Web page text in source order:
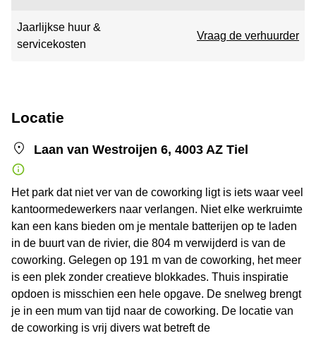
Jaarlijkse huur &
servicekosten
Vraag de verhuurder
Locatie
Laan van Westroijen 6, 4003 AZ Tiel
Het park dat niet ver van de coworking ligt is iets waar veel
kantoormedewerkers naar verlangen. Niet elke werkruimte
kan een kans bieden om je mentale batterijen op te laden
in de buurt van de rivier, die 804 m verwijderd is van de
coworking. Gelegen op 191 m van de coworking, het meer
is een plek zonder creatieve blokkades. Thuis inspiratie
opdoen is misschien een hele opgave. De snelweg brengt
je in een mum van tijd naar de coworking. De locatie van
de coworking is vrij divers wat betreft de